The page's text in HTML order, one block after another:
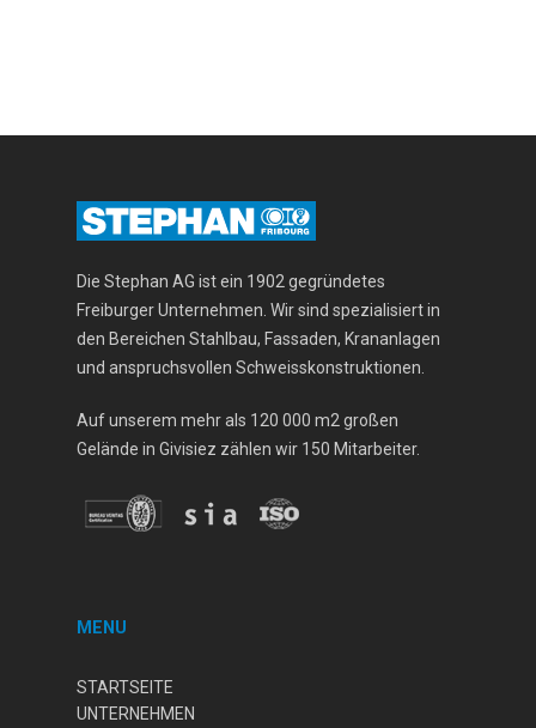
Die Stephan AG ist ein 1902 gegründetes
Freiburger Unternehmen. Wir sind spezialisiert in
den Bereichen Stahlbau, Fassaden, Krananlagen
und anspruchsvollen Schweisskonstruktionen.
Auf unserem mehr als 120 000 m2 großen
Gelände in Givisiez zählen wir 150 Mitarbeiter.
MENU
STARTSEITE
UNTERNEHMEN